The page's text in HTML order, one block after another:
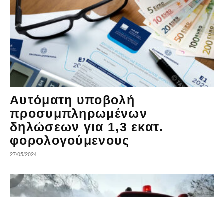
Αυτόματη υποβολή
προσυμπληρωμένων
δηλώσεων για 1,3 εκατ.
φορολογούμενους
27/05/2024